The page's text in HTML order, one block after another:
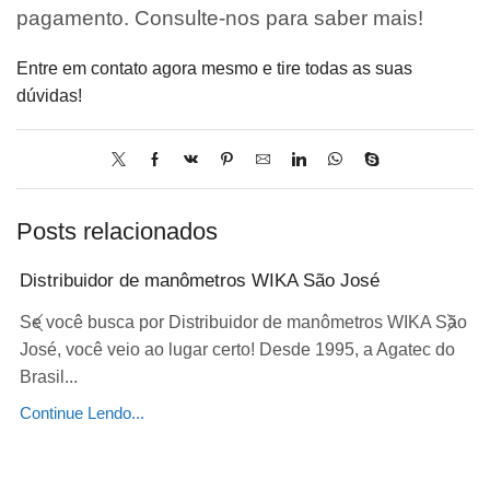
pagamento. Consulte-nos para saber mais!
Entre em contato agora mesmo e tire todas as suas
dúvidas!
Posts relacionados
Distribuidor de manômetros WIKA São José
Se você busca por Distribuidor de manômetros WIKA São
José, você veio ao lugar certo! Desde 1995, a Agatec do
Brasil...
Continue Lendo...